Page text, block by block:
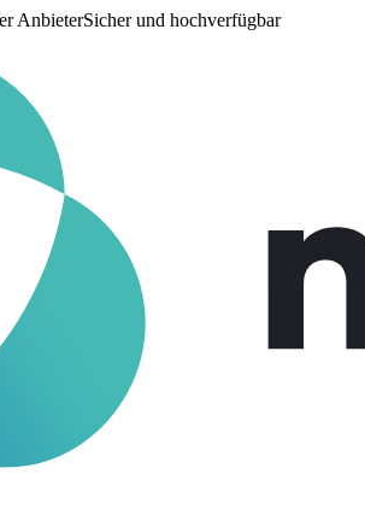
AnbieterSicher und hochverfügbar